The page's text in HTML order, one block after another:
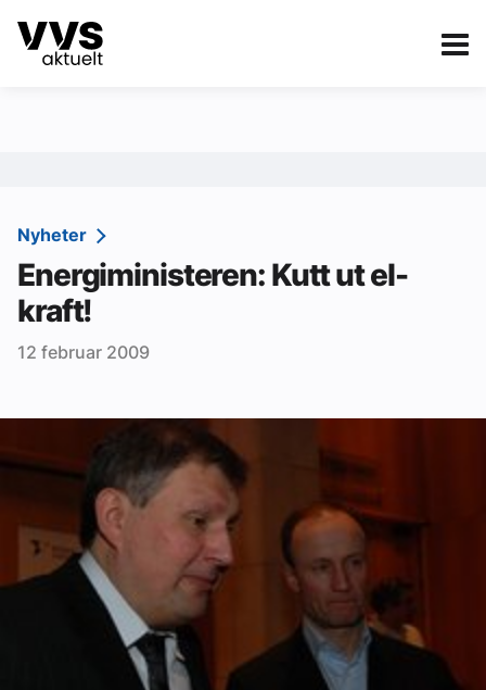
Kategorier
Sanitær
Ventilasjon
Varme og energi
Aktuelle prosjekter
Om VVS Aktuelt
Kontakt oss:
Abonner på fagbladet Byggfakta Nyheter
Annonsere i VVS Aktuelt
Nyheter
Energiministeren: Kutt ut el-
kraft!
12 februar 2009